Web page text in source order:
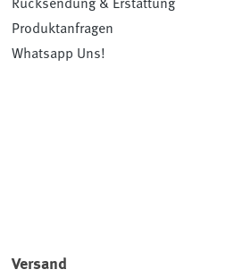
Rücksendung & Erstattung
Produktanfragen
Whatsapp Uns!
Versand